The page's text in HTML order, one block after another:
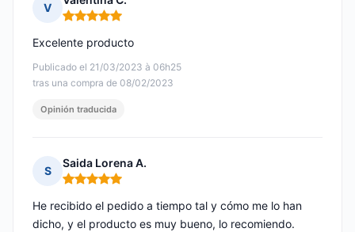
V
Nota: 5 de 5
Publicado el 21/03/2023 à 06h25
tras una compra de 08/02/2023
Excelente producto
Opinión traducida
S
Saida Lorena A.
Nota: 5 de 5
He recibido el pedido a tiempo tal y cómo me lo han
dicho, y el producto es muy bueno, lo recomiendo.